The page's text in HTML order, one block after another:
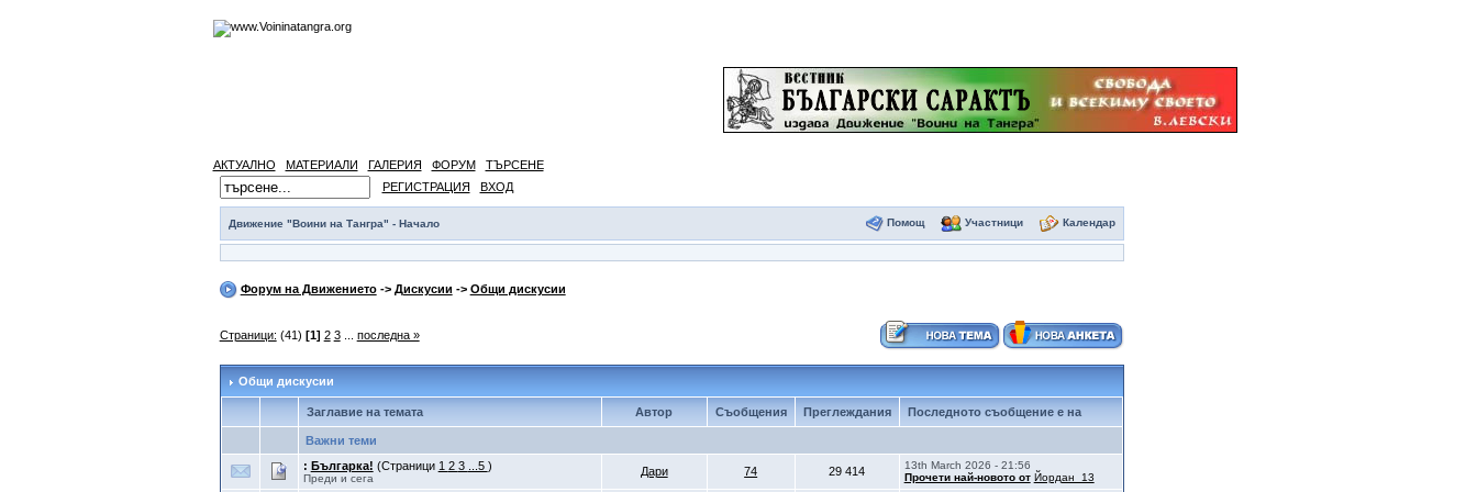
АКТУАЛНО МАТЕРИАЛИ ГАЛЕРИЯ ФОРУМ
ТЪРСЕНЕ
РЕГИСТРАЦИЯ
ВХОД
Движение "Воини на Тангра" - Начало Помощ Участници Календар
Форум на Движението-> Дискусии -> Общи дискусии
Страници: (41) [1] 2 3... последна »
Общи дискусии
Заглавие на темата Автор Съобщения Преглеждания Последното съобщение е на
Важни теми
: Българка! (Страници 1 2 3 ...5 )
Преди и сега
Дари 74 29 414
13th March 2026 - 21:56
Прочети най-новото от Йордан_13